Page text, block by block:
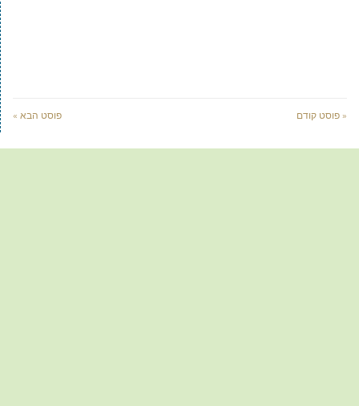
« פוסט קודם פוסט הבא »